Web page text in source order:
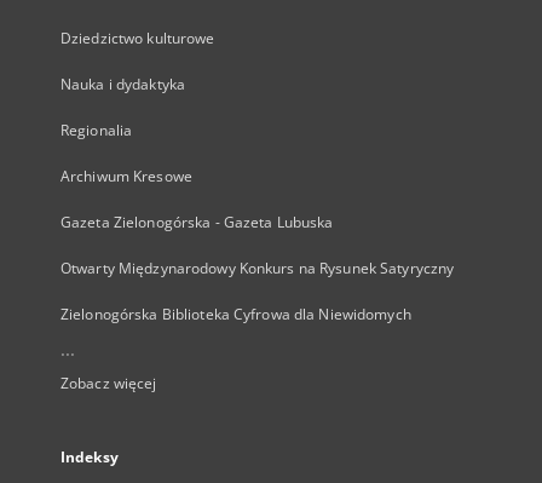
Dziedzictwo kulturowe
Nauka i dydaktyka
Regionalia
Archiwum Kresowe
Gazeta Zielonogórska - Gazeta Lubuska
Otwarty Międzynarodowy Konkurs na Rysunek Satyryczny
Zielonogórska Biblioteka Cyfrowa dla Niewidomych
...
Zobacz więcej
Indeksy